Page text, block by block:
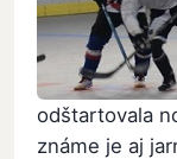
odštartovala
známe je aj